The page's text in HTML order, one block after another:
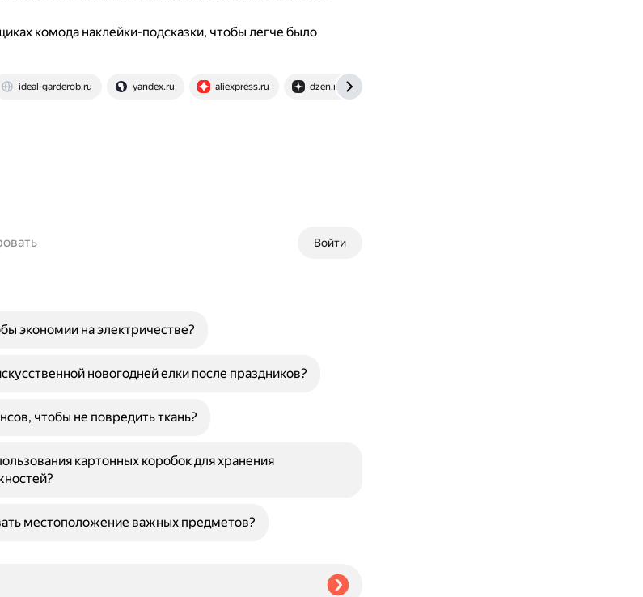
комода наклейки-подсказки, чтобы легче было
ideal-garderob.ru yandex.ru aliexpress.ru dzen.ru
Войти
экономии на электричестве?
новогодней елки после праздников?
чтобы не повредить ткань?
картонных коробок для хранения
местоположение важных предметов?